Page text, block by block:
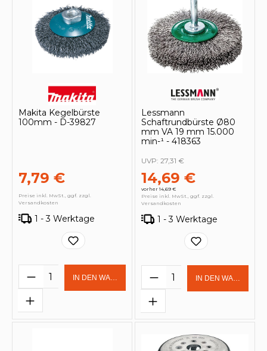
Makita Kegelbürste
100mm - D-39827
7,79 €
Preise inkl. MwSt., ggf. zzgl.
Versandkosten
1 - 3 Werktage
Produkt Anzahl: Gib den
IN DEN WARENKORB
Lessmann
Schaftrundbürste Ø80
mm VA 19 mm 15.000
min-¹ - 418363
14,69 €
vorher 14,69 €
UVP: 27,31 €
Preise inkl. MwSt., ggf. zzgl.
Versandkosten
1 - 3 Werktage
Produkt Anzahl:
IN DEN